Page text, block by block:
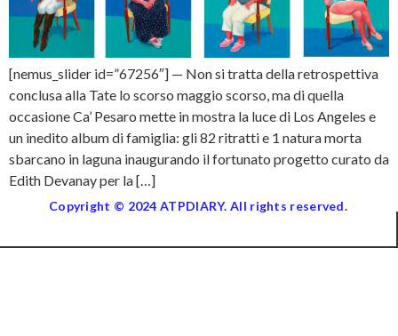
[nemus_slider id=”67256″] — Non si tratta della retrospettiva
conclusa alla Tate lo scorso maggio scorso, ma di quella
occasione Ca’ Pesaro mette in mostra la luce di Los Angeles e
un inedito album di famiglia: gli 82 ritratti e 1 natura morta
sbarcano in laguna inaugurando il fortunato progetto curato da
Edith Devanay per la […]
Copyright © 2024 ATPDIARY. All rights reserved.